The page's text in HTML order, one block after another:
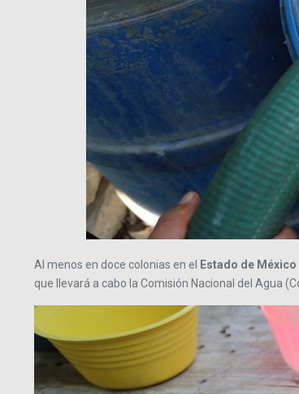
Al menos en doce colonias en el Estado de México
que llevará a cabo la Comisión Nacional del Agua